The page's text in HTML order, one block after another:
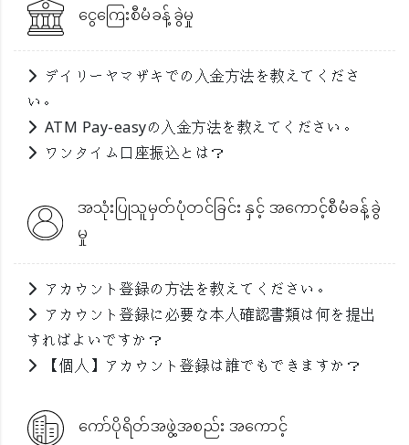
ငွေကြေးစီမံခန့်ခွဲမှု
デイリーヤマザキでの入金方法を教えてくださ
い。
ATM Pay-easyの入金方法を教えてください。
ワンタイム口座振込とは？
အသုံးပြုသူမှတ်ပုံတင်ခြင်း နှင့် အကောင့်စီမံခန့်ခွဲ
မှု
アカウント登録の方法を教えてください。
アカウント登録に必要な本人確認書類は何を提出
すればよいですか？
【個人】アカウント登録は誰でもできますか？
ကော်ပိုရိတ်အဖွဲ့အစည်း အကောင့်